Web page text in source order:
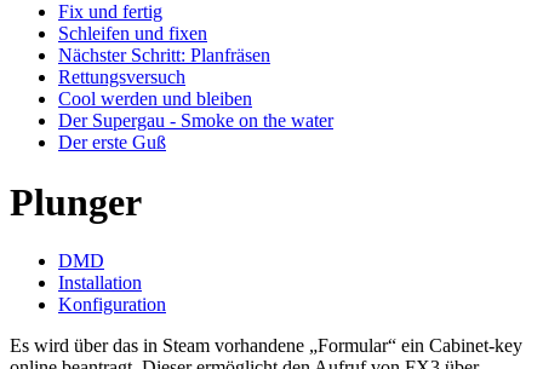
Fix und fertig
Schleifen und fixen
Nächster Schritt: Planfräsen
Rettungsversuch
Cool werden und bleiben
Der Supergau - Smoke on the water
Der erste Guß
Plunger
DMD
Installation
Konfiguration
Es wird über das in Steam vorhandene „Formular“ ein Cabinet-key